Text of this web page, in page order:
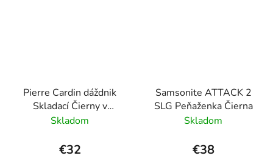
Pierre Cardin dáždnik
Skladací Čierny v
hnedom puzdre
Skladom
€32
Samsonite ATTACK 2
SLG Peňaženka Čierna
Skladom
€38